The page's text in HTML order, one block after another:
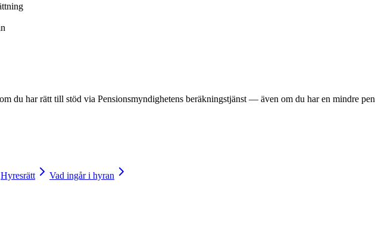
du har rätt till stöd via Pensionsmyndighetens beräkningstjänst — även om du har en mindre
Hyresrätt
Vad ingår i hyran